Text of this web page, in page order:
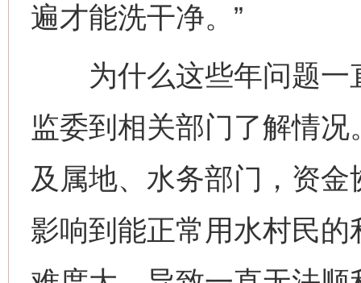
遍才能洗干净。”
为什么这些年问题一
监委到相关部门了解情
及属地、水务部门，资
影响到能正常用水村民